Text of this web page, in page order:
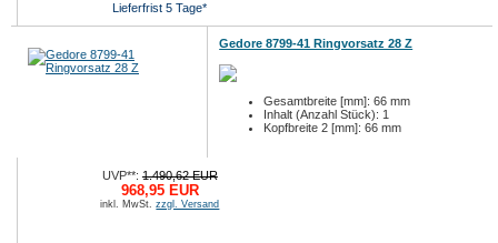
Lieferfrist 5 Tage*
Gedore 8799-41 Ringvorsatz 28 Z
Gesamtbreite [mm]: 66 mm
Inhalt (Anzahl Stück): 1
Kopfbreite 2 [mm]: 66 mm
UVP**:1.490,62 EUR
968,95 EUR
inkl. MwSt.zzgl. Versand